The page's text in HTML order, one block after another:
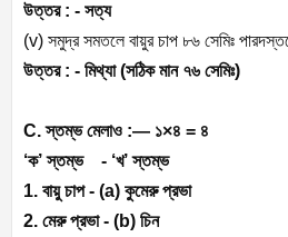
উত্তর : - সত্য
(v) সমুদ্র সমতলে বায়ুর চাপ ৮৬ সেমিঃ
উত্তর : - মিথ্যা (সঠিক মান ৭৬ সেমিঃ)
C. স্তম্ভ মেলাও :— ১×৪ = ৪
‘ক’ স্তম্ভ - ‘খ’ স্তম্ভ
1. বায়ু চাপ - (a) কুমেরু প্রভা
2. মেরু প্রভা - (b) চিন